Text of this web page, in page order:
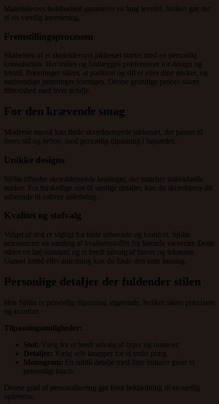
Materialernes holdbarhed garanterer en lang levetid, hvilket gør det
til en værdig investering.
Fremstillingsprocessen
Skabelsen af et skræddersyet jakkesæt starter med en personlig
konsultation. Her måles og fastlægges præferencer for design og
tekstil. Prøvninger sikrer, at pasform og stil er efter dine ønsker, og
nødvendige justeringer foretages. Denne grundige proces sikrer
tilfredshed med hver detalje.
For den krævende smag
Moderne mænd kan finde skræddersyede jakkesæt, der passer til
deres stil og behov, med personlig tilpasning i højsædet.
Unikke designs
Sjölin tilbyder skræddersyede løsninger, der matcher individuelle
ønsker. Fra forskellige snit til særlige detaljer, kan du skræddersy dit
udseende til enhver anledning.
Kvalitet og stofvalg
Valget af stof er vigtigt for både udseende og komfort. Sjölin
præsenterer en samling af kvalitetsstoffer fra førende væverier. Dette
sikrer en høj standard og et bredt udvalg af farver og teksturer.
Uanset årstid eller anledning kan du finde den rette løsning.
Personlige detaljer der fuldender stilen
Hos Sjölin er personlig tilpasning afgørende, hvilket sikrer præcision
og komfort.
Tilpasningsmuligheder:
Stof: Vælg fra et bredt udvalg af typer og nuancer.
Detaljer: Vælg selv knapper for et unikt præg.
Monogram: En subtil detalje med dine initialer giver et
personligt touch.
Denne grad af personalisering gør hver beklædning til en særlig
oplevelse.